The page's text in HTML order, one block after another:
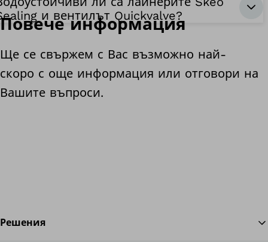
и вентилът Quickvalve?
Повече информация
Ще се свържем с Вас възможно най-
скоро с още информация или отговори на
Вашите въпроси.
Решения